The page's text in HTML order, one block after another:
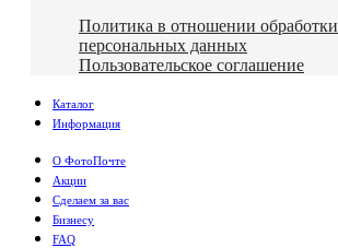
Политика в отношении обработки
персональных данных
Пользовательское соглашение
Каталог
Информация
О ФотоПочте
Акции
Сделаем за вас
Бизнесу
FAQ